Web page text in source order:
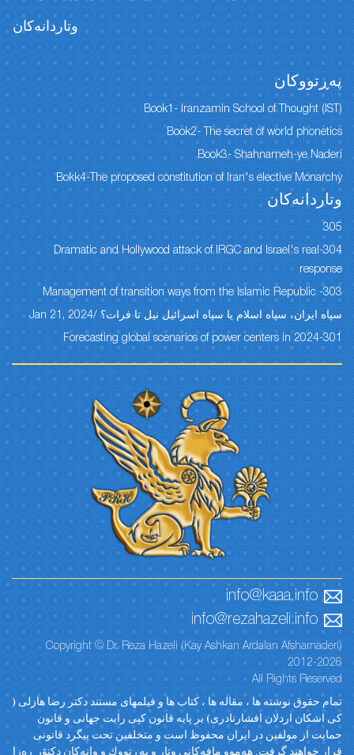
وتاردانەكان
پەڕتووكان
Book1- Iranzamin School of Thought (IST)
Book2- The secret of world phonetics
Book3- Shahnameh-ye Naderi
Bokk4-The proposed constitution of Iran's elective Monarchy
وتاردانەكان
305
304-Dramatic and Hollywood attack of IRGC and Israel's real
response
303- Management of transition ways from the Islamic Republic
سپاه ایران، سپاه اسلام یا سپاه اسرائیل نیل تا فرات؟ /Jan 21, 2024
301-Forecasting global scenarios of power centers in 2024
info@kaaa.info
info@rezahazeli.info
Copyright © Dr. Reza Hazeli (Kay Ashkan Ardalan Afsharnaderi)
2012-2026
All Rights Reserved
تمام حقوق نوشته ها ، مقاله ها ، کتاب ها و فیلمهای مستند دکتر رضا هازلی (
کی اشکان اردلان افشارنادری) بر پایه قانون کپی رایت جهانی و قانون
حمایت از مولفین در ایران محفوظ است و متخلفین تحت پیگرد قانونی
قرار خواهند گرفت. ‎هەموو مافەکانی وتار و پەڕتووك و وانەکان دکتۆر ڕەزا